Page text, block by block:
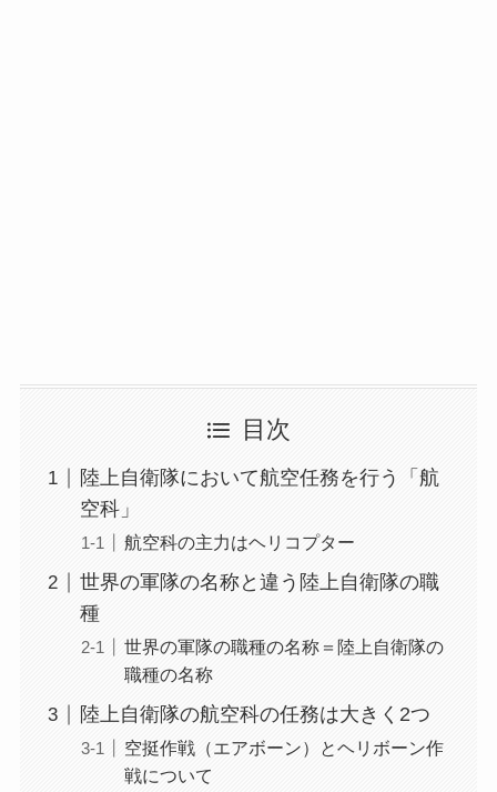
目次
陸上自衛隊において航空任務を行う「航
空科」
航空科の主力はヘリコプター
世界の軍隊の名称と違う陸上自衛隊の職
種
世界の軍隊の職種の名称＝陸上自衛隊の
職種の名称
陸上自衛隊の航空科の任務は大きく2つ
空挺作戦（エアボーン）とヘリボーン作
戦について